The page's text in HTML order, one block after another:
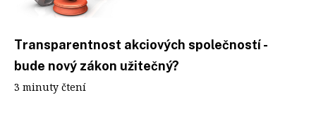
Transparentnost akciových společností -
bude nový zákon užitečný?
3 minuty čtení